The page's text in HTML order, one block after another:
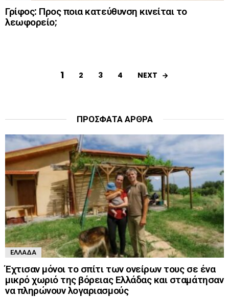
Γρίφος: Προς ποια κατεύθυνση κινείται το
λεωφορείο;
1 2 3 4 NEXT
ΠΡΌΣΦΑΤΑ ΆΡΘΡΑ
ΕΛΛΆΔΑ
Έχτισαν μόνοι το σπίτι των ονείρων τους σε ένα
μικρό χωριό της βόρειας Ελλάδας και σταμάτησαν
να πληρώνουν λογαριασμούς